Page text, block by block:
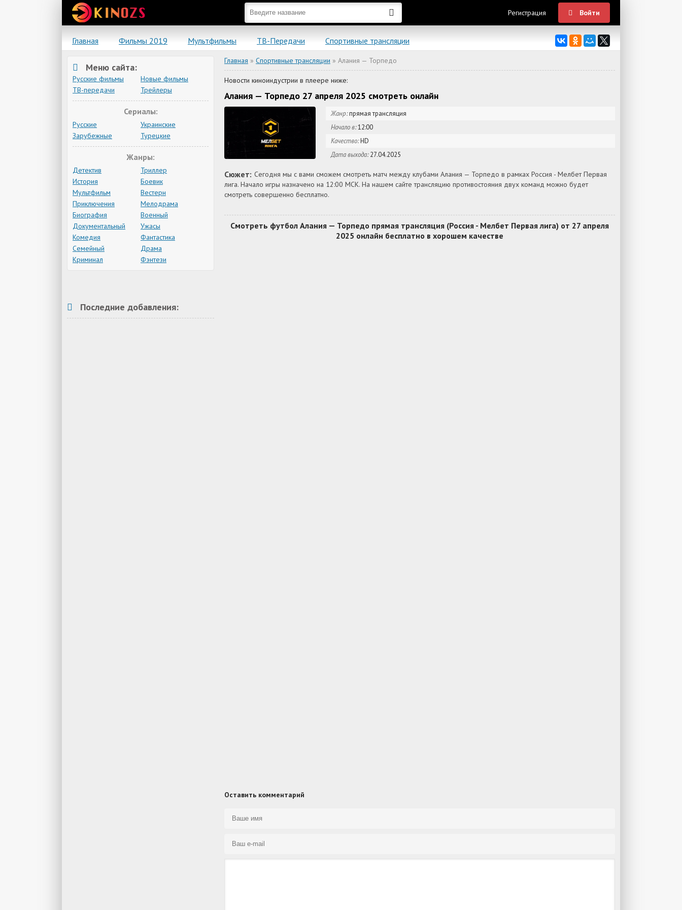
Регистрация Войти
Главная Фильмы 2019 Мультфильмы ТВ-Передачи Спортивные трансляции
Главная » Спортивные трансляции » Алания — Торпедо
Новости киноиндустрии в плеере ниже:
Алания — Торпедо 27 апреля 2025 смотреть онлайн
Жанр:прямая трансляция
Начало в:12:00
Качество:HD
Дата выхода:27.04.2025
Сюжет: Сегодня мы с вами сможем смотреть матч между клубами Алания — Торпедо в рамках Россия - Мелбет Первая
лига. Начало игры назначено на 12:00 МСК. На нашем сайте трансляцию противостояния двух команд можно будет
смотреть совершенно бесплатно.
Смотреть футбол Алания — Торпедо прямая трансляция (Россия - Мелбет Первая лига) от 27 апреля
2025 онлайн бесплатно в хорошем качестве
Оставить комментарий
Меню сайта:
Русские фильмы
Новые фильмы
ТВ-передачи
Трейлеры
Сериалы:
Русские
Украинские
Зарубежные
Турецкие
Жанры:
Детектив
Триллер
История
Боевик
Мультфильм
Вестерн
Приключения
Мелодрама
Биография
Военный
Документальный
Ужасы
Комедия
Фантастика
Семейный
Драма
Криминал
Фэнтези
Последние добавления: